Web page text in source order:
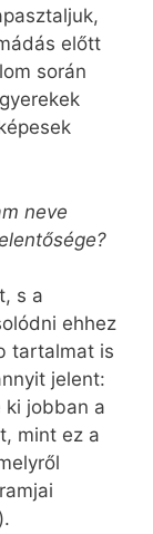
előtt
során
neve
s a
ehhez
tartalmat is
jelent:
ki jobban a
mint ez a